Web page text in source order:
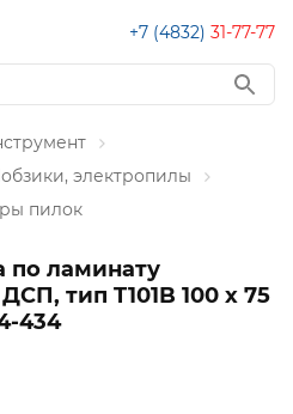
+7 (4832) 31-77-77
электропилы
пилок
по ламинату
тип T101B 100 х 75
434